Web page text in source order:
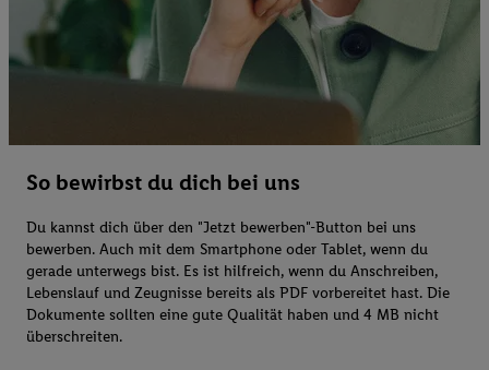
So bewirbst du dich bei uns
Du kannst dich über den "Jetzt bewerben"-Button bei uns
bewerben. Auch mit dem Smartphone oder Tablet, wenn du
gerade unterwegs bist. Es ist hilfreich, wenn du Anschreiben,
Lebenslauf und Zeugnisse bereits als PDF vorbereitet hast. Die
Dokumente sollten eine gute Qualität haben und 4 MB nicht
überschreiten.